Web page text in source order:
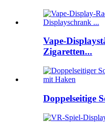
Vape-
Zigaretten...
Doppelseitige